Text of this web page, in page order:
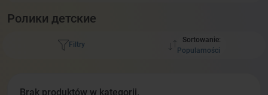
Ролики детские
Filtry
Sortowanie:
Brak produktów w kategorii.